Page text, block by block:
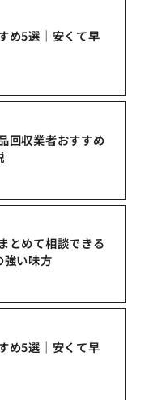
め5選｜安くて早
回収業者おすすめ
とめて相談できる
強い味方
め5選｜安くて早